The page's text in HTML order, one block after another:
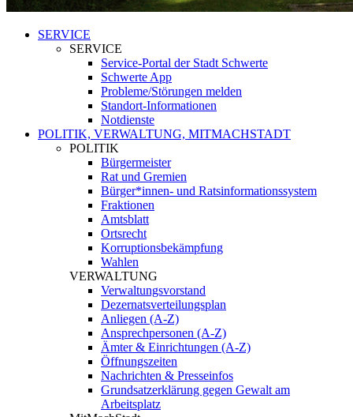
SERVICE
SERVICE
Service-Portal der Stadt Schwerte
Schwerte App
Probleme/Störungen melden
Standort-Informationen
Notdienste
POLITIK, VERWALTUNG, MITMACHSTADT
POLITIK
Bürgermeister
Rat und Gremien
Bürger*innen- und Ratsinformationssystem
Fraktionen
Amtsblatt
Ortsrecht
Korruptionsbekämpfung
Wahlen
VERWALTUNG
Verwaltungsvorstand
Dezernatsverteilungsplan
Anliegen (A-Z)
Ansprechpersonen (A-Z)
Ämter & Einrichtungen (A-Z)
Öffnungszeiten
Nachrichten & Presseinfos
Grundsatzerklärung gegen Gewalt am
Arbeitsplatz